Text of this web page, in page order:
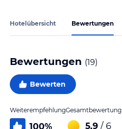
Hotelübersicht Bewertungen
Bewertungen (19)
Bewerten
Weiterempfehlung
100%
Gesamtbewertung
5,9 / 6